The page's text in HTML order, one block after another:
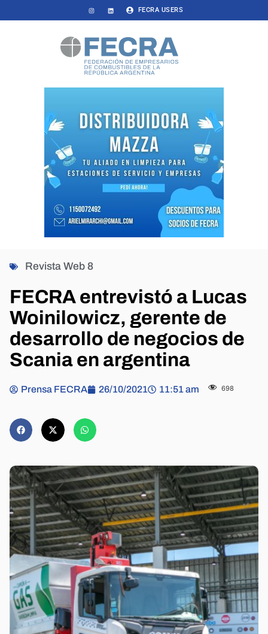
FECRA USERS
Revista Web 8
FECRA entrevistó a Lucas
Woinilowicz, gerente de
desarrollo de negocios de
Scania en argentina
Prensa FECRA 26/10/2021 11:51 am 698